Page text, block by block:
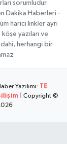
sorumludur.
Dakika Haberleri -
harici linkler ayrı
yazıları ve
herhangi bir
Yazılımı: TE
| Copyright ©